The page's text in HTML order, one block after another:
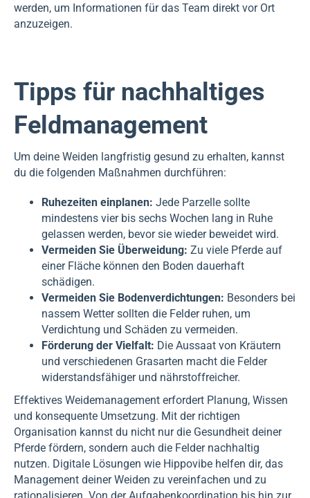
werden, um Informationen für das Team direkt vor Ort
anzuzeigen.
Tipps für nachhaltiges
Feldmanagement
Um deine Weiden langfristig gesund zu erhalten, kannst
du die folgenden Maßnahmen durchführen:
Ruhezeiten einplanen: Jede Parzelle sollte
mindestens vier bis sechs Wochen lang in Ruhe
gelassen werden, bevor sie wieder beweidet wird.
Vermeiden Sie Überweidung: Zu viele Pferde auf
einer Fläche können den Boden dauerhaft
schädigen.
Vermeiden Sie Bodenverdichtungen: Besonders bei
nassem Wetter sollten die Felder ruhen, um
Verdichtung und Schäden zu vermeiden.
Förderung der Vielfalt: Die Aussaat von Kräutern
und verschiedenen Grasarten macht die Felder
widerstandsfähiger und nährstoffreicher.
Effektives Weidemanagement erfordert Planung, Wissen
und konsequente Umsetzung. Mit der richtigen
Organisation kannst du nicht nur die Gesundheit deiner
Pferde fördern, sondern auch die Felder nachhaltig
nutzen. Digitale Lösungen wie Hippovibe helfen dir, das
Management deiner Weiden zu vereinfachen und zu